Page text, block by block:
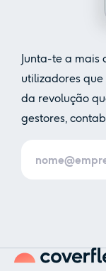
Junta-te a mais
utilizadores
da revolução
gestores,